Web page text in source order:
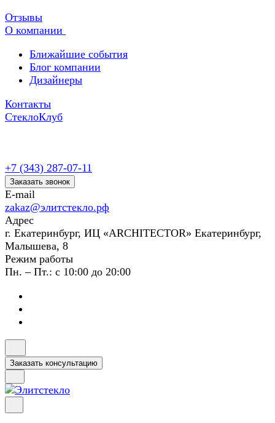
Отзывы
О компании
Ближайшие события
Блог компании
Дизайнеры
Контакты
СтеклоКлуб
+7 (343) 287-07-11
Заказать звонок
E-mail
zakaz@элитстекло.рф
Адрес
г. Екатеринбург, ИЦ «ARCHITECTOR» Екатеринбург,
Малышева, 8
Режим работы
Пн. – Пт.: с 10:00 до 20:00
Заказать консультацию